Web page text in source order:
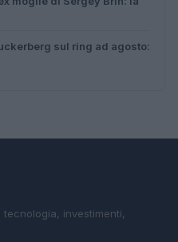
sul ring ad agosto:
investimenti,